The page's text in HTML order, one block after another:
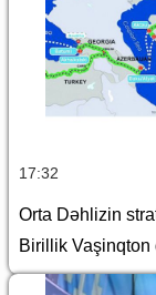
17:32
Orta Dəhlizin
Birillik Vaşinqton